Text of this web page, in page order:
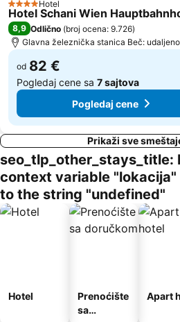
Železnička stanica Beč Meidling
Gerhard Hanappi Stadion
4 Zvezdice
Hotel
Hotel Schani Wien
8,9 Odlično (broj ocena: 9.726)
Glavna železnička stanica Beč:
od 82 €
Pogledaj cene sa 7 sajtova
Pogledaj cene
Prikaži sve
seo_tlp_other_stays_title:
context variable
to the string "undefined"
Hotel
Prenoćište
sa
Apart